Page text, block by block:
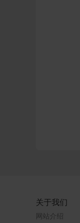
关于我们
网站介绍